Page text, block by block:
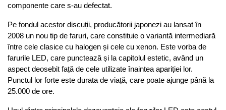
componente care s-au defectat.
Pe fondul acestor discuții, producătorii japonezi au lansat în
2008 un nou tip de faruri, care constituie o variantă intermediară
între cele clasice cu halogen și cele cu xenon. Este vorba de
farurile LED, care punctează și la capitolul estetic, având un
aspect deosebit față de cele utilizate înaintea apariției lor.
Punctul lor forte este durata de viață, care poate ajunge până la
25.000 de ore.